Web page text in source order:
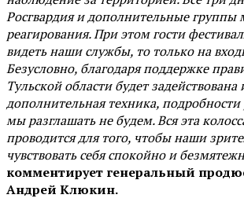
Росгвардия и дополнительные группы
реагирования. При этом гости
видеть наши службы, то только на
Безусловно, благодаря поддержке
Тульской области будет задействована
дополнительная техника,
мы разглашать не будем. Вся эта
проводится для того, чтобы наши
чувствовать себя спокойно и
комментирует генеральный
Андрей Клюкин.